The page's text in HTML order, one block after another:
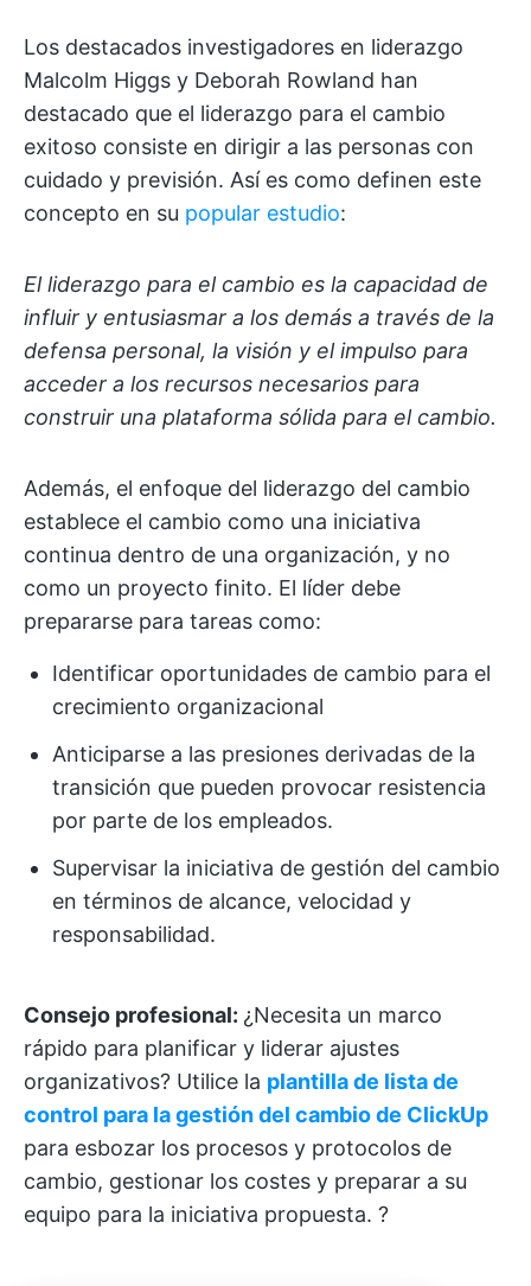
Los destacados investigadores en liderazgo
Malcolm Higgs y Deborah Rowland han
destacado que el liderazgo para el cambio
exitoso consiste en dirigir a las personas con
cuidado y previsión. Así es como definen este
concepto en su popular estudio:
El liderazgo para el cambio es la capacidad de
influir y entusiasmar a los demás a través de la
defensa personal, la visión y el impulso para
acceder a los recursos necesarios para
construir una plataforma sólida para el cambio.
Además, el enfoque del liderazgo del cambio
establece el cambio como una iniciativa
continua dentro de una organización, y no
como un proyecto finito. El líder debe
prepararse para tareas como:
Identificar oportunidades de cambio para el
crecimiento organizacional
Anticiparse a las presiones derivadas de la
transición que pueden provocar resistencia
por parte de los empleados.
Supervisar la iniciativa de gestión del cambio
en términos de alcance, velocidad y
responsabilidad.
Consejo profesional: ¿Necesita un marco
rápido para planificar y liderar ajustes
organizativos? Utilice la plantilla de lista de
control para la gestión del cambio de ClickUp
para esbozar los procesos y protocolos de
cambio, gestionar los costes y preparar a su
equipo para la iniciativa propuesta. ?